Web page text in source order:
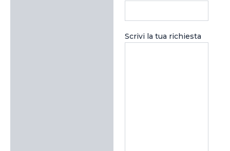
Scrivi la tua richiesta